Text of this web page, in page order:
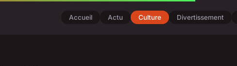
Accueil Actu Culture Divertissement